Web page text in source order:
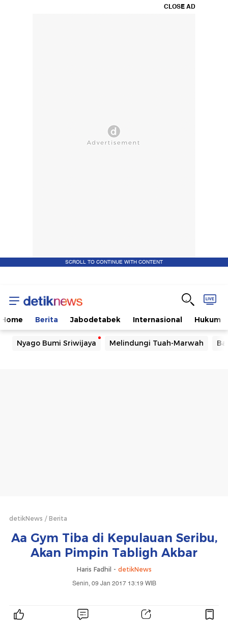
CLOSE AD
SCROLL TO CONTINUE WITH CONTENT
Home Berita Jabodetabek Internasional Hukum
Nyago Bumi Sriwijaya Melindungi Tuah-Marwah
detikNews Berita
Aa Gym Tiba di Kepulauan Seribu,
Akan Pimpin Tabligh Akbar
Haris Fadhil - detikNews
Senin, 09 Jan 2017 13:19 WIB